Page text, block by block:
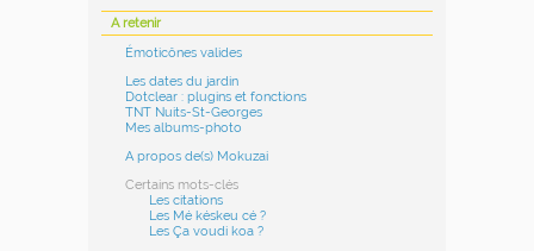
A retenir
Émoticônes valides
Les dates du jardin
Dotclear : plugins et fonctions
TNT Nuits-St-Georges
Mes albums-photo
A propos de(s) Mokuzai
Certains mots-clés
Les citations
Les Mé késkeu cé ?
Les Ça voudi koa ?